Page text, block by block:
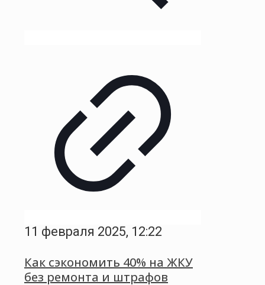
11 февраля 2025, 12:22
Как сэкономить 40% на ЖКУ
без ремонта и штрафов